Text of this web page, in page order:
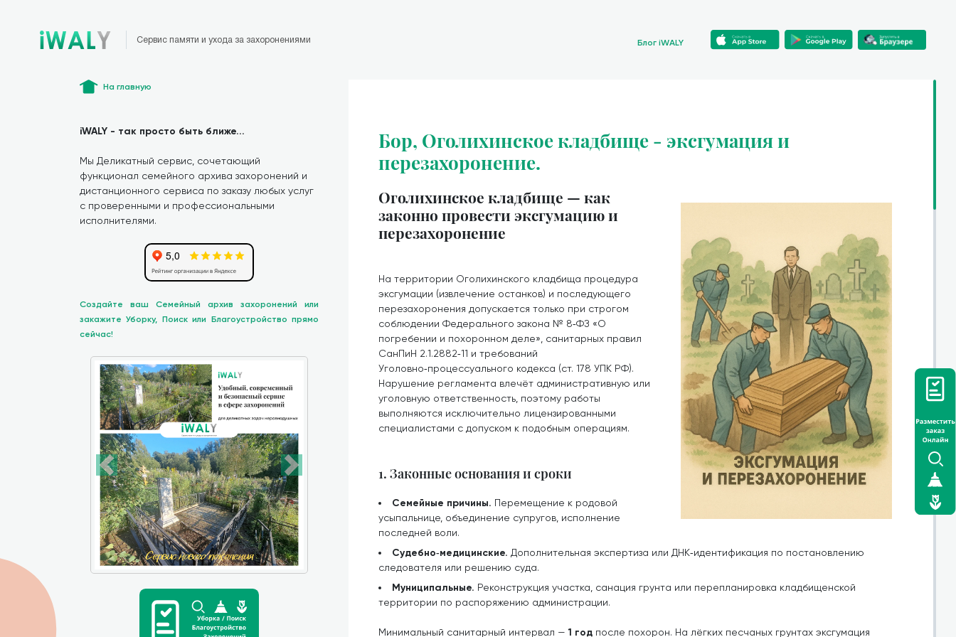
Сервис памяти и ухода за захоронениями Блог iWALY
На главную
iWALY - так просто быть ближе...
Мы Деликатный сервис, сочетающий
функционал семейного архива захоронений и
дистанционного сервиса по заказу любых услуг
с проверенными и профессиональными
исполнителями.
Создайте ваш Семейный архив захоронений или
закажите Уборку, Поиск или Благоустройство прямо
сейчас!
Бор, Оголихинское кладбище - эксгумация и
перезахоронение.
Оголихинское кладбище — как
законно провести эксгумацию и
перезахоронение
На территории Оголихинского кладбища процедура
эксгумации (извлечение останков) и последующего
перезахоронения допускается только при строгом
соблюдении Федерального закона № 8‑ФЗ «О
погребении и похоронном деле», санитарных правил
СанПиН 2.1.2882‑11 и требований
Уголовно‑процессуального кодекса (ст. 178 УПК РФ).
Нарушение регламента влечёт административную или
уголовную ответственность, поэтому работы
выполняются исключительно лицензированными
специалистами с допуском к подобным операциям.
1. Законные основания и сроки
Семейные причины. Перемещение к родовой
усыпальнице, объединение супругов, исполнение
последней воли.
Судебно‑медицинские. Дополнительная экспертиза или ДНК‑идентификация по постановлению
следователя или решению суда.
Муниципальные. Реконструкция участка, санация грунта или перепланировка кладбищенской
территории по распоряжению администрации.
Минимальный санитарный интервал —1 год после похорон. На лёгких песчаных грунтах эксгумация